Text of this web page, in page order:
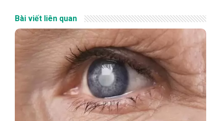
Bài viết liên quan